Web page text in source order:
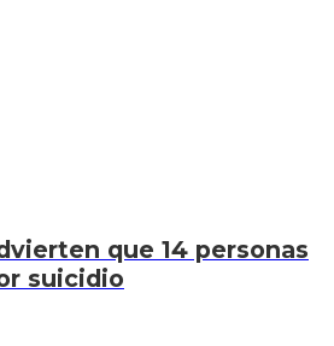
que 14 personas
suicidio